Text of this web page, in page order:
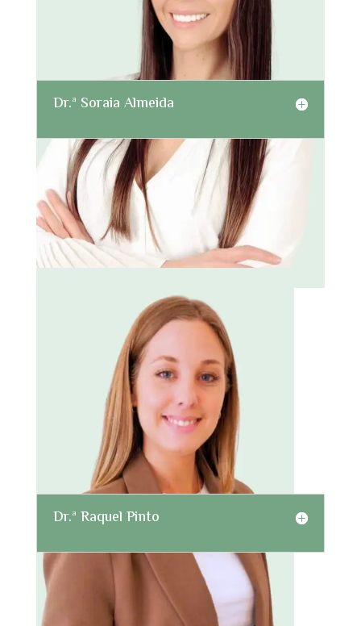
Dr.ª Soraia Almeida
Dr.ª Raquel Pinto